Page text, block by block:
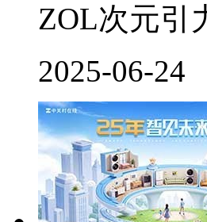
ZOL次元引
2025-06-24